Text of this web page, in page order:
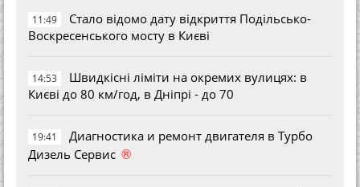
11:49
Стало відомо дату відкриття Подільсько-
Воскресенського мосту в Києві
14:53
Швидкісні ліміти на окремих вулицях: в
Києві до 80 км/год, в Дніпрі - до 70
19:41
Диагностика и ремонт двигателя в Турбо
Дизель Сервис ®